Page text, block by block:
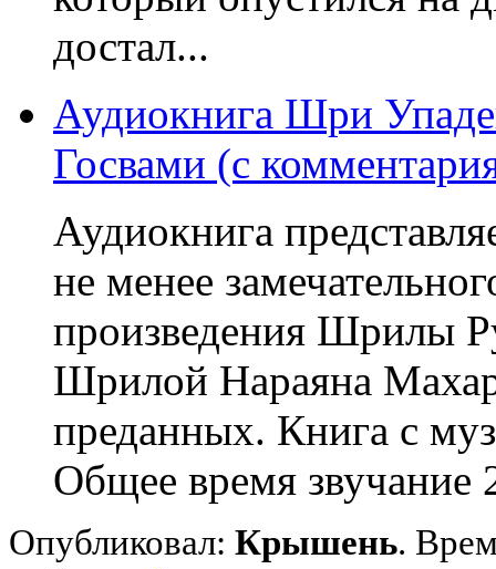
достал...
Аудиокнига Шри
Госвами (с
Аудиокнига
не менее
произведения Шрилы
Шрилой Нараяна
преданных. Книга с
Общее время звучание
Опубликовал: Крышень.